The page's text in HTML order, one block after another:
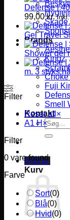
Skade
Brands
Kingz
Fuji
Smell
Kontakt
Søg
efter:
0,00 kr.
Kurv
Defense |
99,00kr.
Gel Travel
Shower gel
m. 3 styks
Filter
Reset all ×
A1 H ×
Filter
0 vare found
Farve
Sort(0)
Blå(0)
Hvid(0)